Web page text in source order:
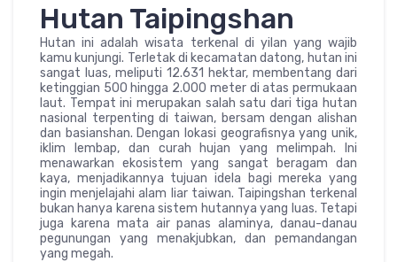
Hutan Taipingshan
Hutan ini adalah wisata terkenal di yilan yang wajib
kamu kunjungi. Terletak di kecamatan datong, hutan ini
sangat luas, meliputi 12.631 hektar, membentang dari
ketinggian 500 hingga 2.000 meter di atas permukaan
laut. Tempat ini merupakan salah satu dari tiga hutan
nasional terpenting di taiwan, bersam dengan alishan
dan basianshan. Dengan lokasi geografisnya yang unik,
iklim lembap, dan curah hujan yang melimpah. Ini
menawarkan ekosistem yang sangat beragam dan
kaya, menjadikannya tujuan idela bagi mereka yang
ingin menjelajahi alam liar taiwan. Taipingshan terkenal
bukan hanya karena sistem hutannya yang luas. Tetapi
juga karena mata air panas alaminya, danau-danau
pegunungan yang menakjubkan, dan pemandangan
yang megah.